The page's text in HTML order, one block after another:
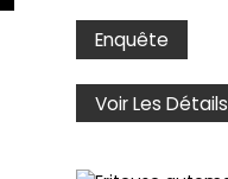
Enquête
Voir Les Détails